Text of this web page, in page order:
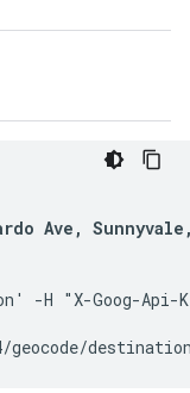
Ave,
-H "X-Goog-Api-